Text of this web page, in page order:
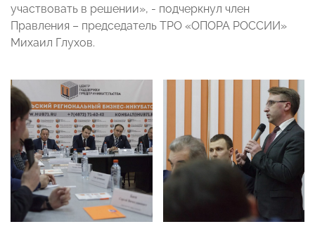
участвовать в решении», - подчеркнул член
Правления – председатель ТРО «ОПОРА РОССИИ»
Михаил Глухов.